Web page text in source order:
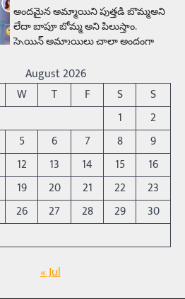
అందమైన అమ్మాయిని పుత్తడి బొమ్మఅని
లేదా బాపూ బోమ్మ అని పిలుస్తాం.
స్పెయిన్‌ అమ్మాయిలు చాలా అందంగా
Trending
రోడ్డుపై ఏరులై పారిన బీర్లు…
ఘాటుతో మండుతున్న నోర్లు
Balachander
15/04/2026
ఉత్తర ప్రదేశ్‌లోని ఝాన్సీ జిల్లాలో ఒక
వింతైన రోడ్డు ప్రమాదం చోటుచేసుకుంది.
ఝాన్సీ–కాన్పూర్ జాతీయ రహదారిపై
వేల సంఖ్యలో బీరు…
Trending
అక్కడ ఆదివారం బట్టలు
August 2026
W T F S
S
1
2
5 6 7 8
9
12 13 14 15
16
19 20 21 22
23
26 27 28 29
30
« Jul